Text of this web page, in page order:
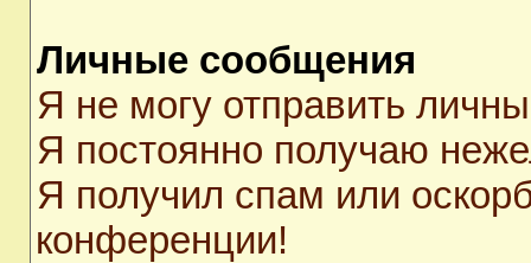
Личные сообщения
Я не могу отправить
Я постоянно получаю
Я получил спам или
конференции!